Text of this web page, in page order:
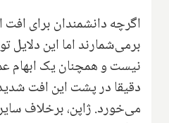
اگرچه دانشمندان برای افت
برمی‌شمارند اما این دلایل
نیست و همچنان یک ابهام
دقیقا در پشت این افت
می‌خورد. ژاپن، برخلاف